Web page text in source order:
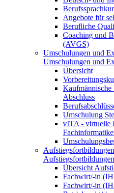
Angebote für
Berufliche
Coaching und
(AVGS)
Umschulungen und
Umschulungen und
Übersicht
Abschluss
Umschulung
vITA - virtuelle
Aufstiegsfortbildungen
Aufstiegsfortbildungen
Übersicht
Fachwirt/-in
Fachwirt/-in